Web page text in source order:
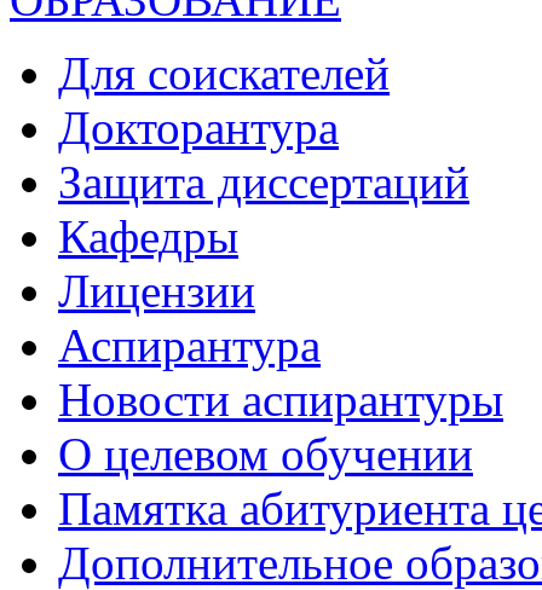
Для соискателей
Докторантура
Защита диссертаций
Кафедры
Лицензии
Аспирантура
Новости аспирантуры
О целевом обучении
Памятка абитуриента
Дополнительное